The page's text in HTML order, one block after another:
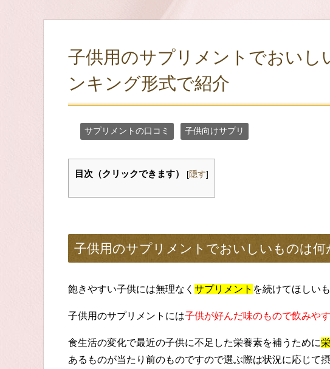
子供用のサプリメントでおいし
ンキング形式で紹介
サプリメントの口コミ 子供向けサプリ
目次（クリックできます） [隠す]
子供用のサプリメントでおいしいものは何
飽きやすい子供には無理なく サプリメント を続けてほしいも
子供用のサプリメントには子供が好んだ味のもので飲みや
食生活の変化で最近の子供に不足した栄養素を補うために
あるものが当たり前のものですので選ぶ際は状況に応じて摂